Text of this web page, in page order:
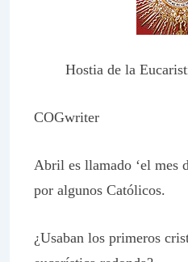
Hostia de la
COGwriter
Abril es llamado ‘el mes
por algunos Católicos.
¿Usaban los primeros